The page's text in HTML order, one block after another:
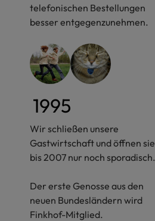
telefonischen Bestellungen
besser entgegenzunehmen.
1995
Wir schließen unsere
Gastwirtschaft und öffnen sie
bis 2007 nur noch sporadisch.
Der erste Genosse aus den
neuen Bundesländern wird
Finkhof-Mitglied.